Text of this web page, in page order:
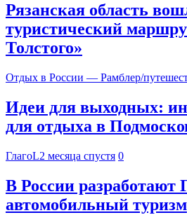
Рязанская область
туристический
Толстого»
Отдых в России — Рамблер/
Идеи для выходных:
для отдыха в
ГлагоL2 месяца спустя 0
В России
автомобильный туризм